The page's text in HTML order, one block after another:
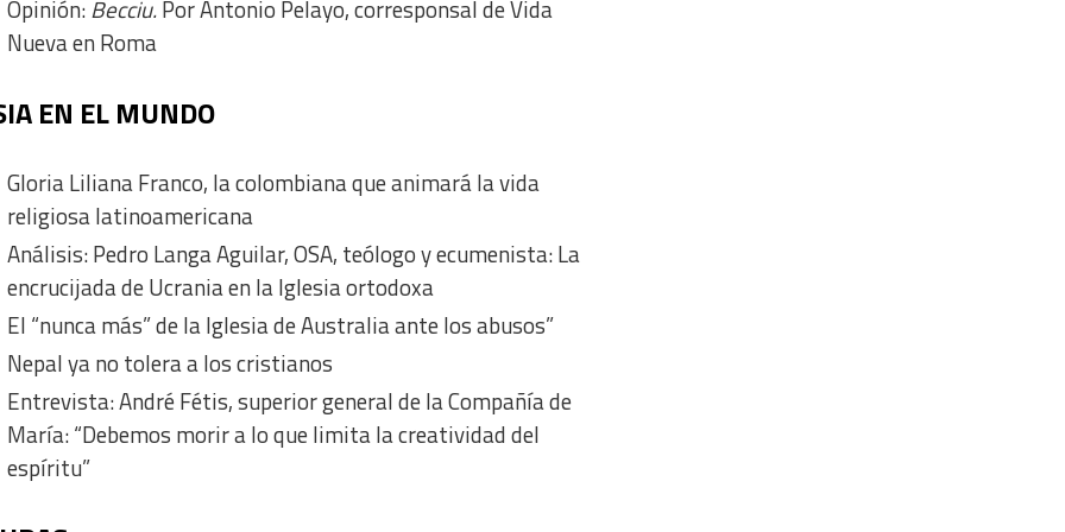
Opinión:Becciu.Por Antonio Pelayo, corresponsal de Vida
Nueva en Roma
EN EL MUNDO
Gloria Liliana Franco, la colombiana que animará la vida
religiosa latinoamericana
Análisis: Pedro Langa Aguilar, OSA, teólogo y ecumenista: La
encrucijada de Ucrania en la Iglesia ortodoxa
El “nunca más” de la Iglesia de Australia ante los abusos”
Nepal ya no tolera a los cristianos
Entrevista: André Fétis, superior general de la Compañía de
María: “Debemos morir a lo que limita la creatividad del
espíritu”